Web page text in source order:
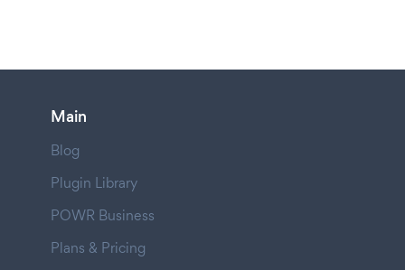
Main
Blog
Plugin Library
POWR Business
Plans & Pricing